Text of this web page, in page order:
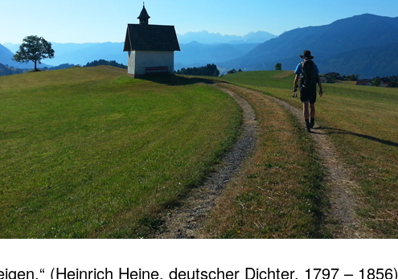
(Heinrich Heine, deutscher Dichter, 1797 – 1856)